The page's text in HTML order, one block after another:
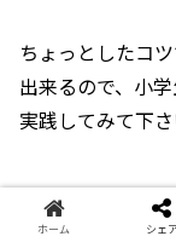
ちょっとしたコ
出来るので、小
実践してみて下さ
ホーム シェ